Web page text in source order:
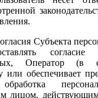
Субъекта
Оператор (в
или обеспечивает
лицом,